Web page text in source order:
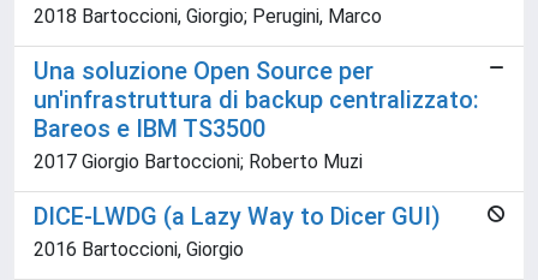
2018 Bartoccioni, Giorgio; Perugini, Marco
Una soluzione Open Source per
un'infrastruttura di backup centralizzato:
Bareos e IBM TS3500
2017 Giorgio Bartoccioni; Roberto Muzi
DICE-LWDG (a Lazy Way to Dicer GUI)
2016 Bartoccioni, Giorgio